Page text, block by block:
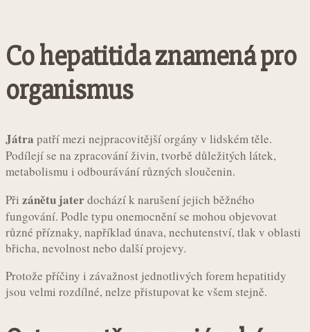
Co hepatitida znamená pro
organismus
Játra patří mezi nejpracovitější orgány v lidském těle.
Podílejí se na zpracování živin, tvorbě důležitých látek,
metabolismu i odbourávání různých sloučenin.
Při zánětu jaterdochází k narušení jejich běžného
fungování. Podle typu onemocnění se mohou objevovat
různé příznaky, například únava, nechutenství, tlak v oblasti
břicha, nevolnost nebo další projevy.
Protože příčiny i závažnost jednotlivých forem hepatitidy
jsou velmi rozdílné, nelze přistupovat ke všem stejně.